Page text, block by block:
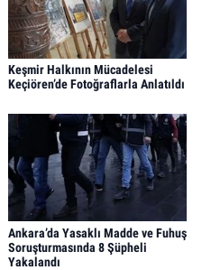
Keşmir Halkının Mücadelesi
Keçiören’de Fotoğraflarla Anlatıldı
Ankara’da Yasaklı Madde ve Fuhuş
Soruşturmasında 8 Şüpheli
Yakalandı